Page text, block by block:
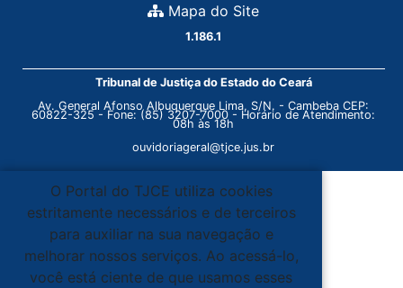
Mapa do Site
1.186.1
Tribunal de Justiça do Estado do Ceará
Av. General Afonso Albuquerque Lima, S/N. - Cambeba CEP:
60822-325 - Fone: (85) 3207-7000 - Horário de Atendimento:
08h às 18h
ouvidoriageral@tjce.jus.br
O Portal do TJCE utiliza cookies
estritamente necessários e de terceiros
para auxiliar na sua navegação e
melhorar nossos serviços. Ao acessá-lo,
você está ciente de que usamos esses